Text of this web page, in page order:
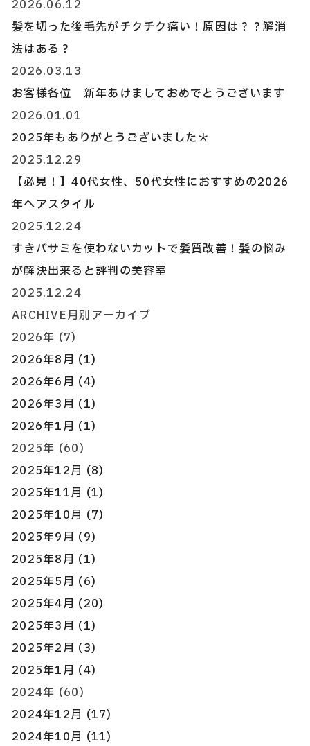
2026.06.12
髪を切った後毛先がチクチク痛い！原因は？？解消
法はある？
2026.03.13
お客様各位 新年あけましておめでとうございます
2026.01.01
2025年もありがとうございました＊
2025.12.29
【必見！】40代女性、50代女性におすすめの2026
年ヘアスタイル
2025.12.24
すきバサミを使わないカットで髪質改善！髪の悩み
が解決出来ると評判の美容室
2025.12.24
ARCHIVE月別アーカイブ
2026年 (7)
2026年8月 (1)
2026年6月 (4)
2026年3月 (1)
2026年1月 (1)
2025年 (60)
2025年12月 (8)
2025年11月 (1)
2025年10月 (7)
2025年9月 (9)
2025年8月 (1)
2025年5月 (6)
2025年4月 (20)
2025年3月 (1)
2025年2月 (3)
2025年1月 (4)
2024年 (60)
2024年12月 (17)
2024年10月 (11)